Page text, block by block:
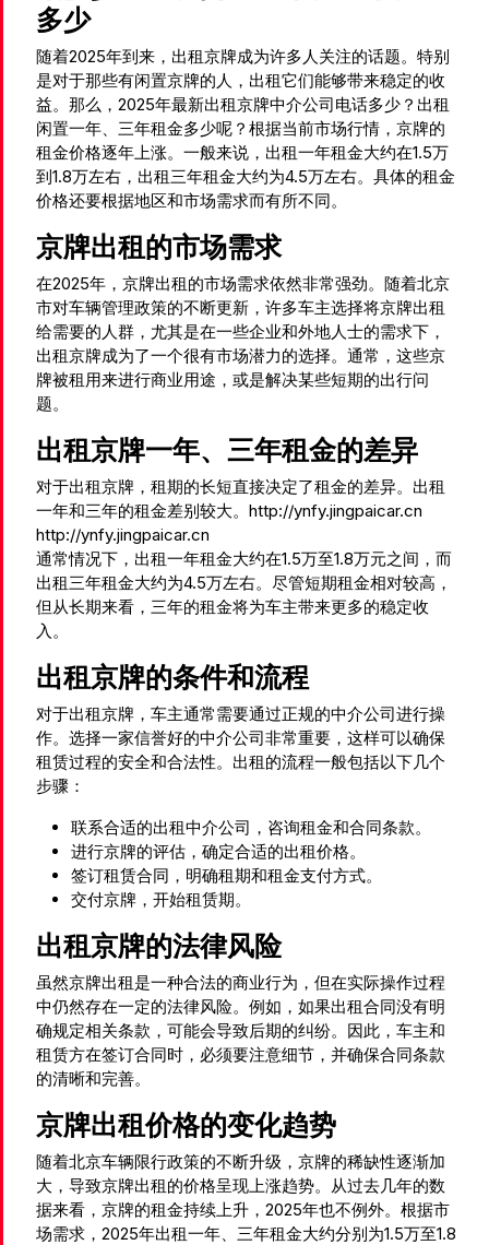
多少
随着2025年到来，出租京牌成为许多人关注的话题。特别
是对于那些有闲置京牌的人，出租它们能够带来稳定的收
益。那么，2025年最新出租京牌中介公司电话多少？出租
闲置一年、三年租金多少呢？根据当前市场行情，京牌的
租金价格逐年上涨。一般来说，出租一年租金大约在1.5万
到1.8万左右，出租三年租金大约为4.5万左右。具体的租金
价格还要根据地区和市场需求而有所不同。
京牌出租的市场需求
在2025年，京牌出租的市场需求依然非常强劲。随着北京
市对车辆管理政策的不断更新，许多车主选择将京牌出租
给需要的人群，尤其是在一些企业和外地人士的需求下，
出租京牌成为了一个很有市场潜力的选择。通常，这些京
牌被租用来进行商业用途，或是解决某些短期的出行问
题。
出租京牌一年、三年租金的差异
对于出租京牌，租期的长短直接决定了租金的差异。出租
一年和三年的租金差别较大。http://ynfy.jingpaicar.cn
http://ynfy.jingpaicar.cn
通常情况下，出租一年租金大约在1.5万至1.8万元之间，而
出租三年租金大约为4.5万左右。尽管短期租金相对较高，
但从长期来看，三年的租金将为车主带来更多的稳定收
入。
出租京牌的条件和流程
对于出租京牌，车主通常需要通过正规的中介公司进行操
作。选择一家信誉好的中介公司非常重要，这样可以确保
租赁过程的安全和合法性。出租的流程一般包括以下几个
步骤：
联系合适的出租中介公司，咨询租金和合同条款。
进行京牌的评估，确定合适的出租价格。
签订租赁合同，明确租期和租金支付方式。
交付京牌，开始租赁期。
出租京牌的法律风险
虽然京牌出租是一种合法的商业行为，但在实际操作过程
中仍然存在一定的法律风险。例如，如果出租合同没有明
确规定相关条款，可能会导致后期的纠纷。因此，车主和
租赁方在签订合同时，必须要注意细节，并确保合同条款
的清晰和完善。
京牌出租价格的变化趋势
随着北京车辆限行政策的不断升级，京牌的稀缺性逐渐加
大，导致京牌出租的价格呈现上涨趋势。从过去几年的数
据来看，京牌的租金持续上升，2025年也不例外。根据市
场需求，2025年出租一年、三年租金大约分别为1.5万至1.8